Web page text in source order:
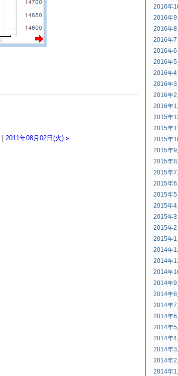
| 2011年08月02日(火) »
2016年
2016年
2016年
2016年
2016年
2016年
2016年
2016年
2016年
2016年
2015年
2015年
2015年
2015年
2015年
2015年
2015年
2015年
2015年
2015年
2015年
2015年
2014年
2014年
2014年
2014年
2014年
2014年
2014年
2014年
2014年
2014年
2014年
2014年